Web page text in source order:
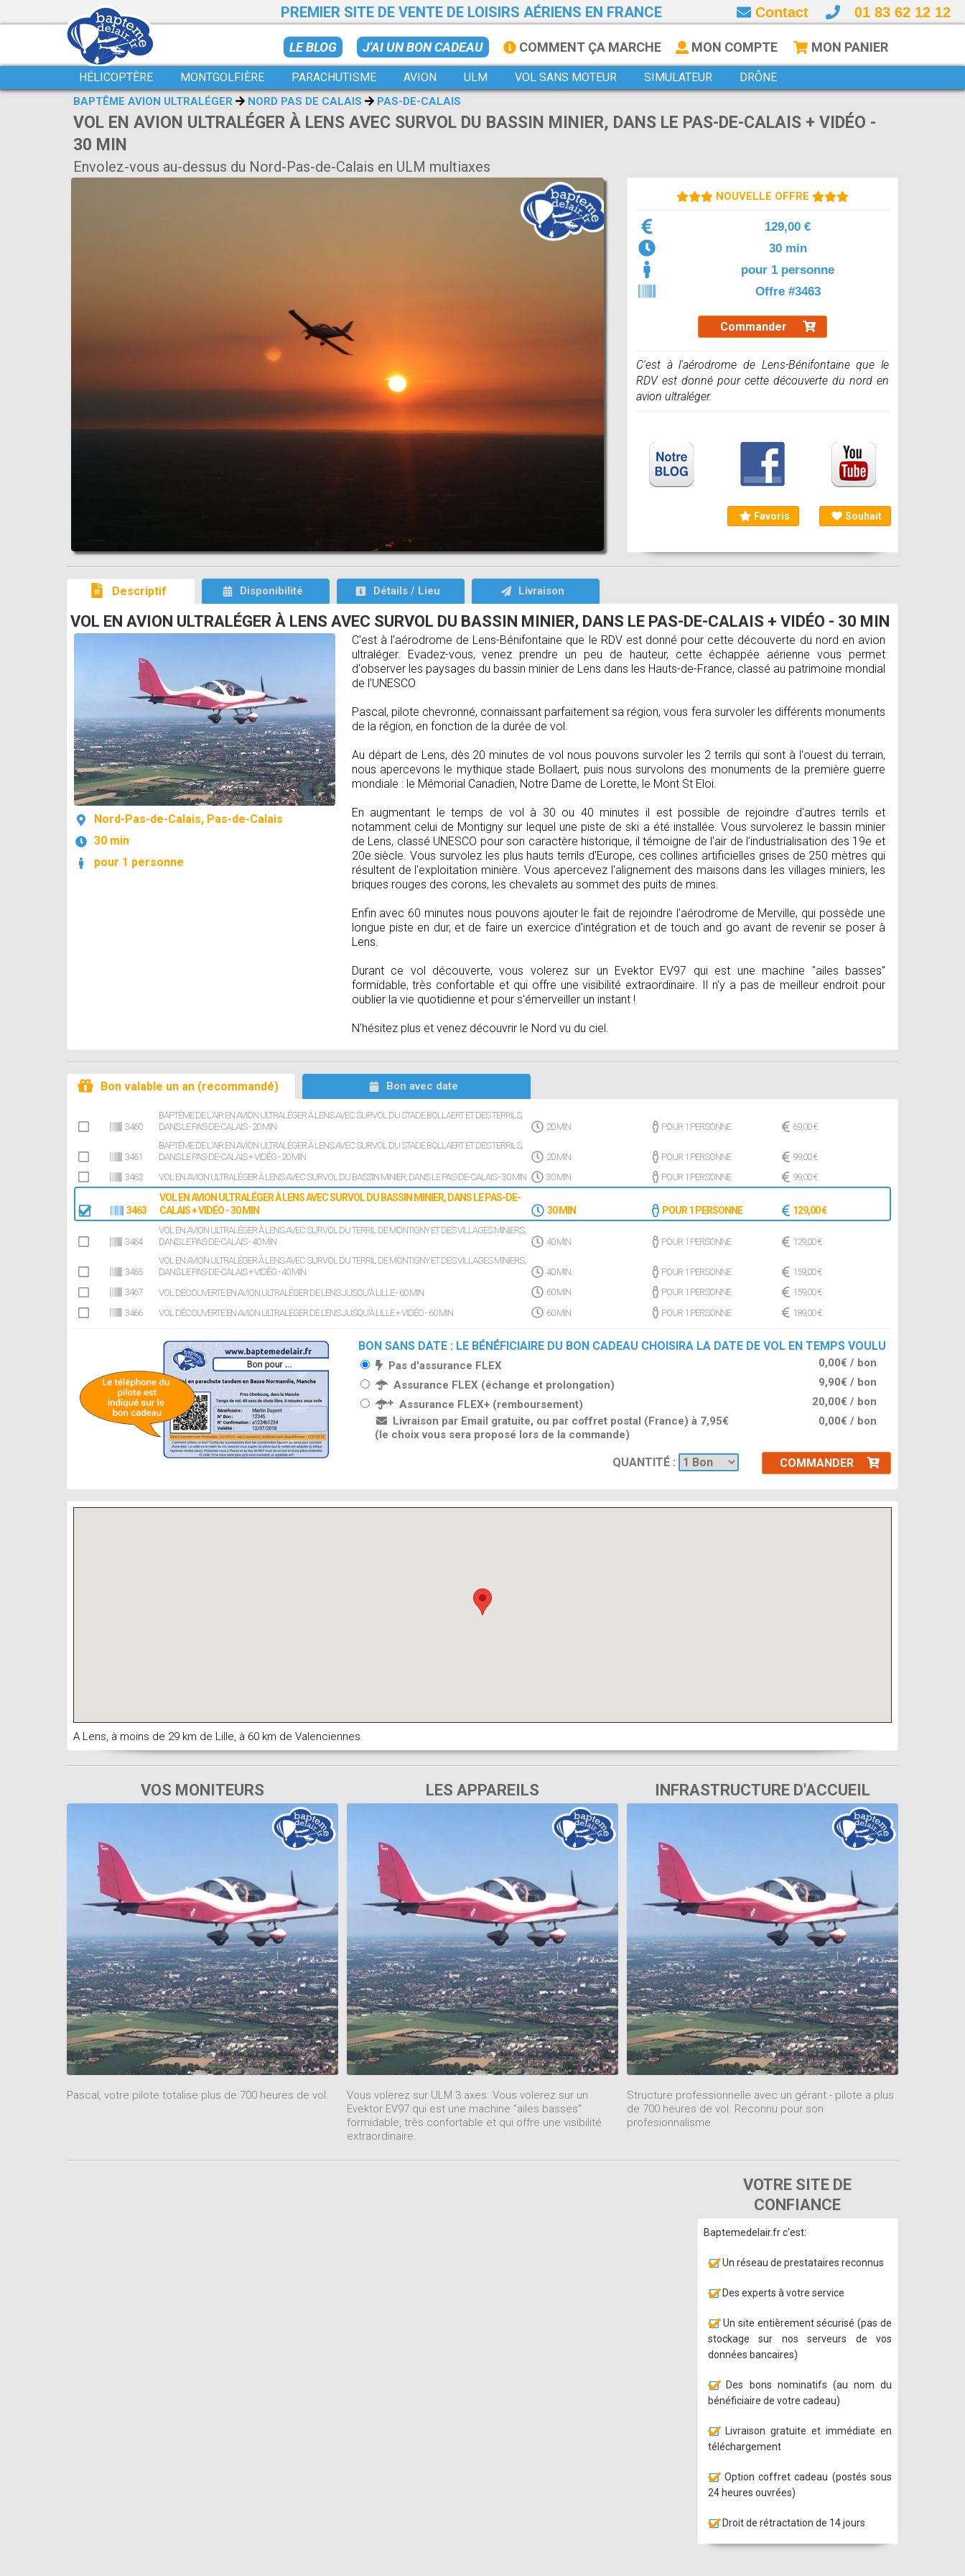
PREMIER SITE DE VENTE DE LOISIRS AÉRIENS EN FRANCE Contact 01 83 62 12 12
LE BLOG J'AI UN BON CADEAU COMMENT ÇA MARCHE MON COMPTE MON PANIER
HÉLICOPTÈRE MONTGOLFIÈRE PARACHUTISME AVION ULM VOL SANS MOTEUR SIMULATEUR DRÔNE
BAPTÊME AVION ULTRALÉGER NORD PAS DE CALAIS PAS-DE-CALAIS
VOL EN AVION ULTRALÉGER À LENS AVEC SURVOL DU BASSIN MINIER, DANS LE PAS-DE-CALAIS + VIDÉO -
30 MIN
Envolez-vous au-dessus du Nord-Pas-de-Calais en ULM multiaxes
NOUVELLE OFFRE
129,00 €
30 min
pour 1 personne
Offre #3463
Commander
C'est à l'aérodrome de Lens-Bénifontaine que le
RDV est donné pour cette découverte du nord en
avion ultraléger.
Favoris Souhait
Descriptif Disponibilité Détails / Lieu Livraison
VOL EN AVION ULTRALÉGER À LENS AVEC SURVOL DU BASSIN MINIER, DANS LE PAS-DE-CALAIS + VIDÉO - 30 MIN
Nord-Pas-de-Calais, Pas-de-Calais
30 min
pour 1 personne
C'est à l'aérodrome de Lens-Bénifontaine que le RDV est donné pour cette découverte du nord en avion
ultraléger. Evadez-vous, venez prendre un peu de hauteur, cette échappée aérienne vous permet
d'observer les paysages du bassin minier de Lens dans les Hauts-de-France, classé au patrimoine mondial
de l'UNESCO
Pascal, pilote chevronné, connaissant parfaitement sa région, vous fera survoler les différents monuments
de la région, en fonction de la durée de vol.
Au départ de Lens, dès 20 minutes de vol nous pouvons survoler les 2 terrils qui sont à l'ouest du terrain,
nous apercevons le mythique stade Bollaert, puis nous survolons des monuments de la première guerre
mondiale : le Mémorial Canadien, Notre Dame de Lorette, le Mont St Eloi.
En augmentant le temps de vol à 30 ou 40 minutes il est possible de rejoindre d'autres terrils et
notamment celui de Montigny sur lequel une piste de ski a été installée. Vous survolerez le bassin minier
de Lens, classé UNESCO pour son caractère historique, il témoigne de l'air de l'industrialisation des 19e et
20e siècle. Vous survolez les plus hauts terrils d'Europe, ces collines artificielles grises de 250 mètres qui
résultent de l'exploitation minière. Vous apercevez l'alignement des maisons dans les villages miniers, les
briques rouges des corons, les chevalets au sommet des puits de mines.
Enfin avec 60 minutes nous pouvons ajouter le fait de rejoindre l'aérodrome de Merville, qui possède une
longue piste en dur, et de faire un exercice d'intégration et de touch and go avant de revenir se poser à
Lens.
Durant ce vol découverte, vous volerez sur un Evektor EV97 qui est une machine "ailes basses"
formidable, très confortable et qui offre une visibilité extraordinaire. Il n'y a pas de meilleur endroit pour
oublier la vie quotidienne et pour s'émerveiller un instant !
N'hésitez plus et venez découvrir le Nord vu du ciel.
Bon valable un an (recommandé) Bon avec date
3460
BAPTÊME DE L'AIR EN AVION ULTRALÉGER À LENS AVEC SURVOL DU STADE BOLLAERT ET DES TERRILS,
DANS LE PAS-DE-CALAIS - 20 MIN
20 MIN POUR 1 PERSONNE 69,00 €
3461
BAPTÊME DE L'AIR EN AVION ULTRALÉGER À LENS AVEC SURVOL DU STADE BOLLAERT ET DES TERRILS,
DANS LE PAS-DE-CALAIS + VIDÉO - 20 MIN
20 MIN POUR 1 PERSONNE
99,00 €
3462
VOL EN AVION ULTRALÉGER À LENS AVEC SURVOL DU BASSIN MINIER, DANS LE PAS-DE-CALAIS - 30 MIN 30 MIN POUR 1 PERSONNE 99,00 €
3463
VOL EN AVION ULTRALÉGER À LENS AVEC SURVOL DU BASSIN MINIER, DANS LE PAS-DE-
CALAIS + VIDÉO - 30 MIN
30 MIN POUR 1 PERSONNE 129,00 €
3464
VOL EN AVION ULTRALÉGER À LENS AVEC SURVOL DU TERRIL DE MONTIGNY ET DES VILLAGES MINIERS,
DANS LE PAS-DE-CALAIS - 40 MIN
40 MIN POUR 1 PERSONNE 129,00 €
3465
VOL EN AVION ULTRALÉGER À LENS AVEC SURVOL DU TERRIL DE MONTIGNY ET DES VILLAGES MINIERS,
DANS LE PAS-DE-CALAIS + VIDÉO - 40 MIN
40 MIN POUR 1 PERSONNE
159,00 €
3467
VOL DÉCOUVERTE EN AVION ULTRALÉGER DE LENS JUSQU'À LILLE - 60 MIN 60 MIN POUR 1 PERSONNE
159,00 €
3466
VOL DÉCOUVERTE EN AVION ULTRALÉGER DE LENS JUSQU'À LILLE + VIDÉO - 60 MIN 60 MIN POUR 1 PERSONNE 189,00 €
BON SANS DATE : LE BÉNÉFICIAIRE DU BON CADEAU CHOISIRA LA DATE DE VOL EN TEMPS VOULU
Pas d'assurance FLEX
0,00€ / bon
Assurance FLEX (échange et prolongation)
9,90€ / bon
Assurance FLEX+ (remboursement)
20,00€ / bon
Livraison par Email gratuite, ou par coffret postal (France) à 7,95€
(le choix vous sera proposé lors de la commande)
0,00€ / bon
QUANTITÉ : COMMANDER
A Lens, à moins de 29 km de Lille, à 60 km de Valenciennes.
VOS MONITEURS
Pascal, votre pilote totalise plus de 700 heures de vol.
LES APPAREILS
Vous volerez sur ULM 3 axes. Vous volerez sur un
Evektor EV97 qui est une machine "ailes basses"
formidable, très confortable et qui offre une visibilité
extraordinaire.
INFRASTRUCTURE D'ACCUEIL
Structure professionnelle avec un gérant - pilote a plus
de 700 heures de vol. Reconnu pour son
profesionnalisme
VOTRE SITE DE
CONFIANCE
Baptemedelair.fr c'est:
Un réseau de prestataires reconnus
Des experts à votre service
Un site entièrement sécurisé (pas de
stockage sur nos serveurs de vos
données bancaires)
Des bons nominatifs (au nom du
bénéficiaire de votre cadeau)
Livraison gratuite et immédiate en
téléchargement
Option coffret cadeau (postés sous
24 heures ouvrées)
Droit de rétractation de 14 jours